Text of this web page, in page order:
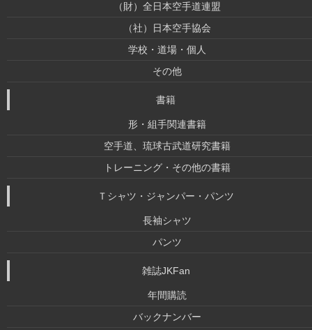
（財）全日本空手道連盟
（社）日本空手協会
学校・道場・個人
その他
書籍
形・組手関連書籍
空手道、琉球古武道研究書籍
トレーニング・その他の書籍
Ｔシャツ・ジャンパー・パンツ
長袖シャツ
パンツ
雑誌JKFan
年間購読
バックナンバー